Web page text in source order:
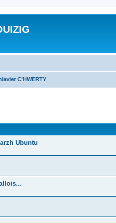
C'HWERTY
Ubuntu